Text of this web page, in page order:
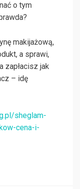
o tym
makijażową,
a sprawi,
zapłacisz jak
– idę
sheglam-
cena-i-